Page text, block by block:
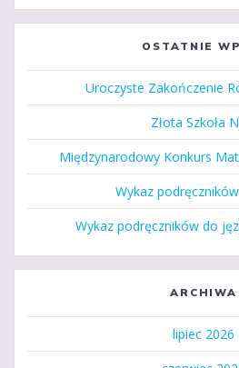
OSTATNIE
Uroczyste Zakończenie
Złota Szkoła
Międzynarodowy Konkurs
Wykaz
Wykaz podręczników do
ARCHIWA
lipiec 2026